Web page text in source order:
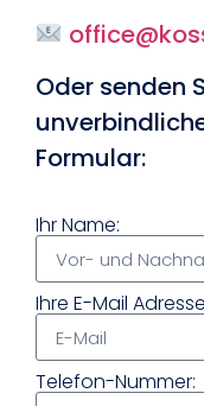
Oder senden
Formular:
Ihr Name:
Ihre E-Mail
Telefon-Nummer: